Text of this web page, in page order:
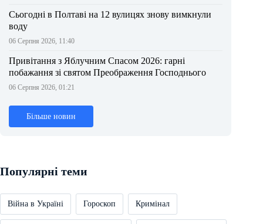
Сьогодні в Полтаві на 12 вулицях знову вимкнули
воду
06 Серпня 2026, 11:40
Привітання з Яблучним Спасом 2026: гарні
побажання зі святом Преображення Господнього
06 Серпня 2026, 01:21
Більше новин
Популярні теми
Війна в Україні Гороскоп Кримінал